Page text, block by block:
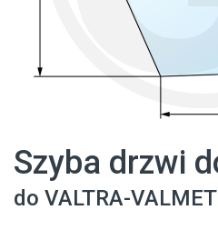
Szyba drzwi
do VALTRA-VALMET